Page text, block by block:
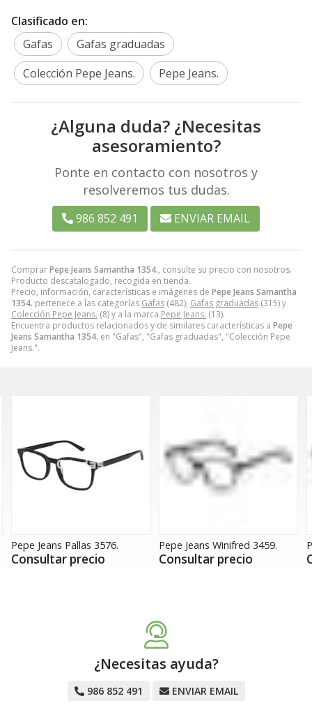
ComprarPepe Jeans Samantha 1354., consulte su precio con nosotros.
Producto descatalogado, recogida en tienda.
Precio, información, características e imágenes de Pepe Jeans Samantha
1354. pertenece a las categorías Gafas (482), Gafas graduadas (315) y
Colección Pepe Jeans. (8) y a la marca Pepe Jeans. (13).
Encuentra productos relacionados y de similares características a Pepe
Jeans Samantha 1354. en "Gafas", "Gafas graduadas", "Colección Pepe
Jeans.".
Clasificado en:
Gafas
Gafas graduadas
Colección Pepe Jeans.
Pepe Jeans.
¿Alguna duda? ¿Necesitas
asesoramiento?
Ponte en contacto con nosotros y
resolveremos tus dudas.
986 852 491 ENVIAR EMAIL
Pepe Jeans Pallas 3576.
Consultar precio
Pepe Jeans Winifred 3459.
Consultar precio
¿Necesitas ayuda?
986 852 491 ENVIAR EMAIL